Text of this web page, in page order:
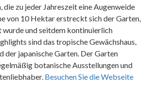
die zu jeder Jahreszeit eine Augenweide
von 10 Hektar erstreckt sich der Garten,
wurde und seitdem kontinuierlich
sind das tropische Gewächshaus,
der japanische Garten. Der Garten
botanische Ausstellungen und
Besuchen Sie die Webseite